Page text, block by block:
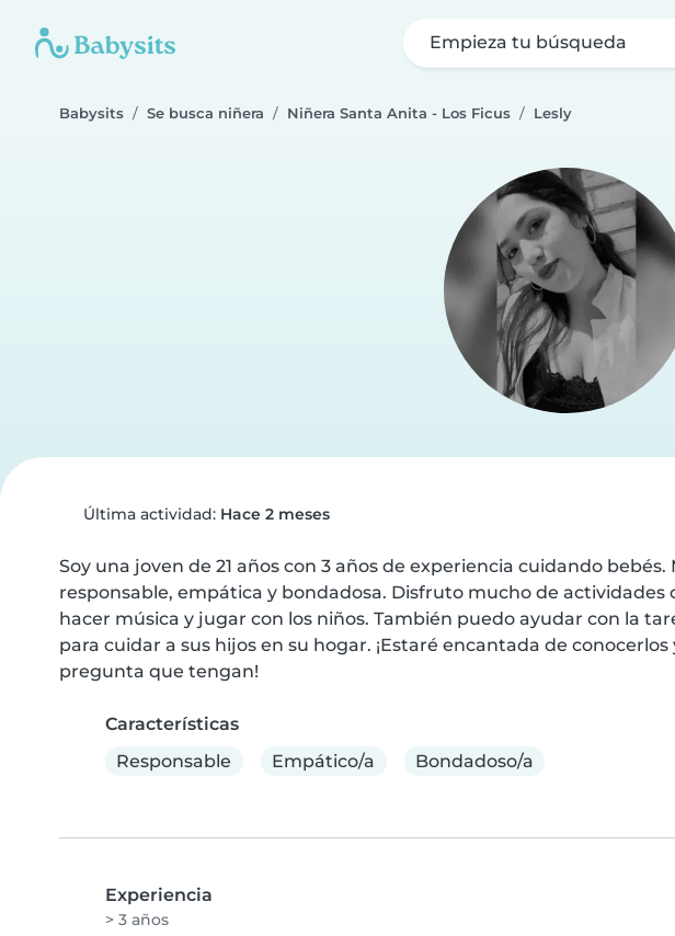
Empieza tu búsqueda
Babysits Se busca niñera Niñera Santa Anita - Los Ficus Lesly
Última actividad: Hace 2 meses
Soy una joven de 21 años con 3 años de experiencia cuidando
responsable, empática y bondadosa. Disfruto mucho de actividades
hacer música y jugar con los niños. También puedo ayudar con la
para cuidar a sus hijos en su hogar. ¡Estaré encantada de
pregunta que tengan!
Características
Responsable
Empático/a Bondadoso/a
Experiencia
> 3 años